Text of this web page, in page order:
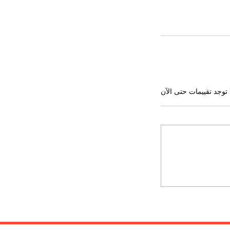
توجد تقييمات حتى الآن